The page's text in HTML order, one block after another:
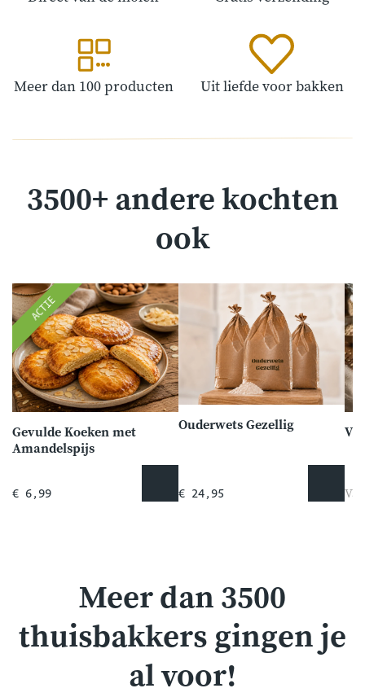
Meer dan 100 producten Uit liefde voor bakken
3500+ andere kochten
ook
ACTIE
Gevulde Koeken met
Amandelspijs
€ 6,99
Ouderwets Gezellig
€ 24,95
Meer dan 3500
thuisbakkers gingen je
al voor!